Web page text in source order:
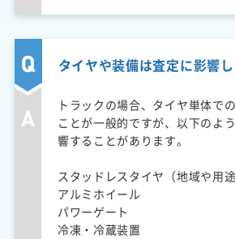
タイヤや装備は査定に影響
トラックの場合、タイヤ単体で
ことが一般的ですが、以下のよ
響することがあります。
スタッドレスタイヤ（地域や用途
アルミホイール
パワーゲート
冷凍・冷蔵装置